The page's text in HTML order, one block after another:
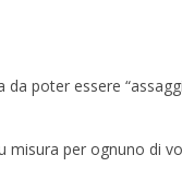
poter essere
misura per ognuno di